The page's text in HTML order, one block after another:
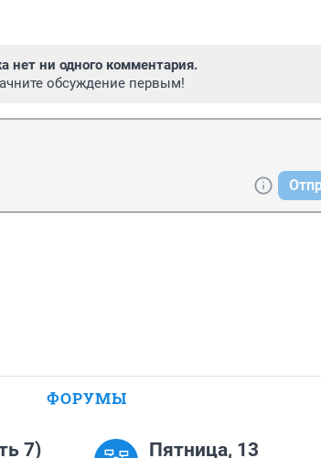
нет ни одного комментария.
обсуждение первым!
ФОРУМЫ
7) Пятница, 13